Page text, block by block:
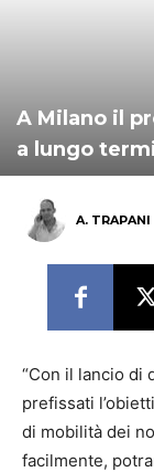
A Milano il
a lungo
A. TRAPANI
“Con il lancio di
prefissati
di mobilità dei
facilmente,